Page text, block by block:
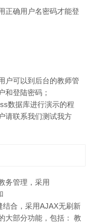
正确用户名密码才能登
户可以到后台的教师管
和登陆密码；
数据库进行演示的程
请联系我们测试我方
务管理，采用
结合，采用AJAX无刷新
大部分功能，包括： 教